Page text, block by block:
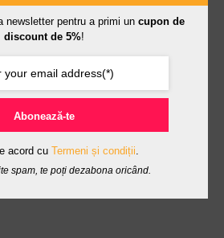
gras
a
tenul
newsletter pentru a primi un cupon de
discount de 5%!
Abonează-te
acord cu Termeni și condiții
spam, te poți dezabona oricând.